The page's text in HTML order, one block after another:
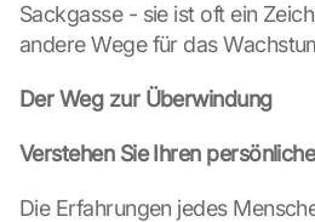
Sackgasse - sie ist oft ein
andere Wege für das
Der Weg zur Überwindung
Verstehen Sie Ihren
Die Erfahrungen jedes